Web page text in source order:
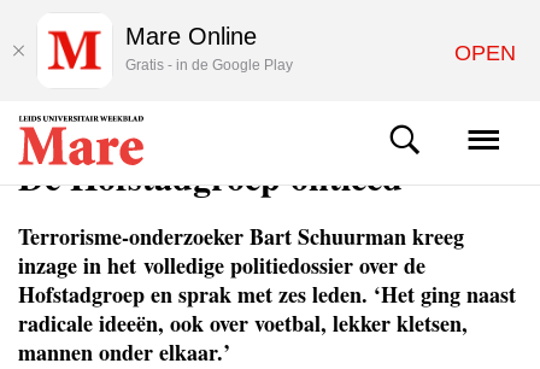
ACHTERGROND
De Hofstadgroep ontleed
Terrorisme-onderzoeker Bart Schuurman kreeg
inzage in het volledige politiedossier over de
Hofstadgroep en sprak met zes leden. ‘Het ging naast
radicale ideeën, ook over voetbal, lekker kletsen,
mannen onder elkaar.’
Mare Online
Gratis - in de Google Play OPEN